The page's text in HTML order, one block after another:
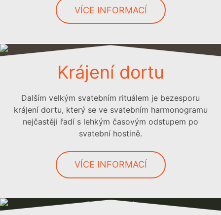
VÍCE INFORMACÍ
Krájení dortu
Dalším velkým svatebním rituálem je bezesporu
krájení dortu, který se ve svatebním harmonogramu
nejčastěji řadí s lehkým časovým odstupem po
svatební hostině.
VÍCE INFORMACÍ